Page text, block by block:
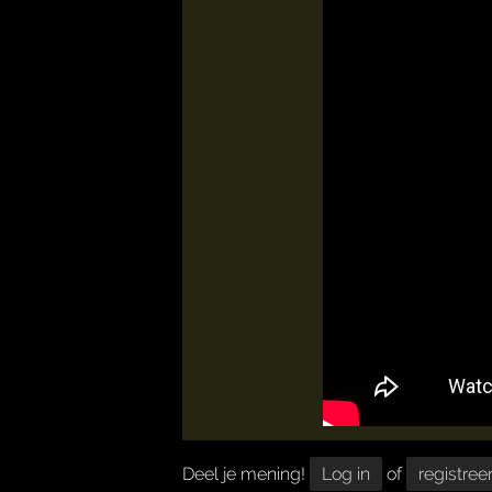
Deel je mening! Log in of registreer